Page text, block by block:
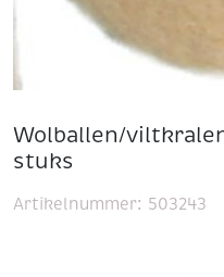
Wolballen/
stuks
Artikelnummer: 503243